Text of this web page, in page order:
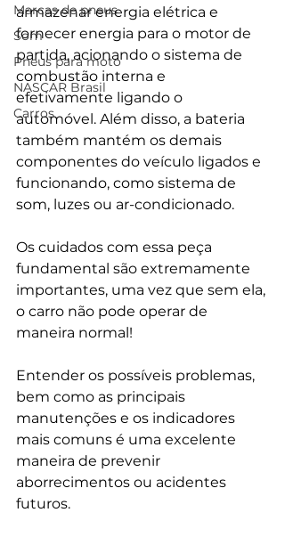
Marcas de pneus
Som
Pneus para moto
NASCAR Brasil
Carros
armazenar energia elétrica e
fornecer energia para o motor de
partida, acionando o sistema de
combustão interna e
efetivamente ligando o
automóvel. Além disso, a bateria
também mantém os demais
componentes do veículo ligados e
funcionando, como sistema de
som, luzes ou ar-condicionado.
Os cuidados com essa peça
fundamental são extremamente
importantes, uma vez que sem ela,
o carro não pode operar de
maneira normal!
Entender os possíveis problemas,
bem como as principais
manutenções e os indicadores
mais comuns é uma excelente
maneira de prevenir
aborrecimentos ou acidentes
futuros.